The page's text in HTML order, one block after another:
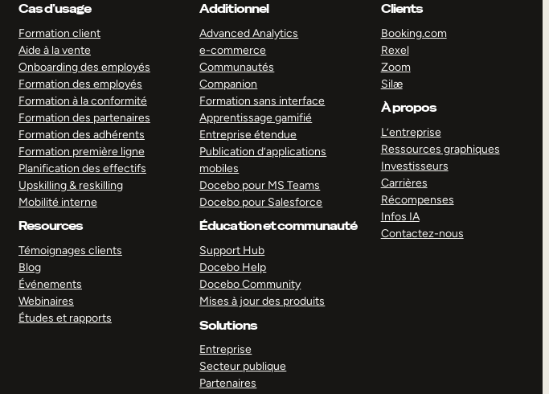
Cas d’usage
Formation client
Aide à la vente
Onboarding des employés
Formation des employés
Formation à la conformité
Formation des partenaires
Formation des adhérents
Formation première ligne
Planification des effectifs
Upskilling & reskilling
Mobilité interne
Resources
Témoignages clients
Blog
Événements
Webinaires
Études et rapports
Additionnel
Advanced Analytics
e-commerce
Communautés
Companion
Formation sans interface
Apprentissage gamifié
Entreprise étendue
Publication d’applications
mobiles
Docebo pour MS Teams
Docebo pour Salesforce
Éducation et communauté
Support Hub
Docebo Help
Docebo Community
Mises à jour des produits
Solutions
Entreprise
Secteur publique
Partenaires
Clients
Booking.com
Rexel
Zoom
Silæ
À propos
L’entreprise
Ressources graphiques
Investisseurs
Carrières
Récompenses
Infos IA
Contactez-nous